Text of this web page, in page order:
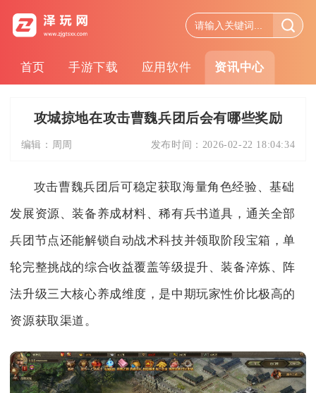
首页 手游下载 应用软件 资讯中心
攻城掠地在攻击曹魏兵团后会有哪些奖励
编辑： 周周 发布时间： 2026-02-22 18:04:34
攻击曹魏兵团后可稳定获取海量角色经验、基础
发展资源、装备养成材料、稀有兵书道具，通关全部
兵团节点还能解锁自动战术科技并领取阶段宝箱，单
轮完整挑战的综合收益覆盖等级提升、装备淬炼、阵
法升级三大核心养成维度，是中期玩家性价比极高的
资源获取渠道。